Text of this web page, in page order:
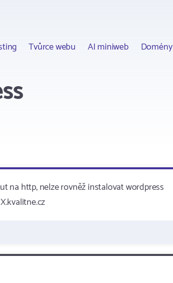
Tvůrce webu AI miniweb Domény
na http, nelze rovněž instalovat wordpress